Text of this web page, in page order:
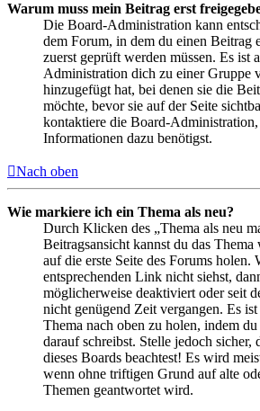
Warum muss mein Beitrag erst
Die Board-Administration kann
dem Forum, in dem du einen Beitrag
zuerst geprüft werden müssen. Es ist
Administration dich zu einer Gruppe
hinzugefügt hat, bei denen sie die
möchte, bevor sie auf der Seite
kontaktiere die Board-
Informationen dazu benötigst.
Nach oben
Wie markiere ich ein Thema als neu?
Durch Klicken des „Thema als neu
Beitragsansicht kannst du das Thema
auf die erste Seite des Forums holen.
entsprechenden Link nicht siehst,
möglicherweise deaktiviert oder seit
nicht genügend Zeit vergangen. Es
Thema nach oben zu holen, indem
darauf schreibst. Stelle jedoch sicher,
dieses Boards beachtest! Es wird
wenn ohne triftigen Grund auf alte
Themen geantwortet wird.